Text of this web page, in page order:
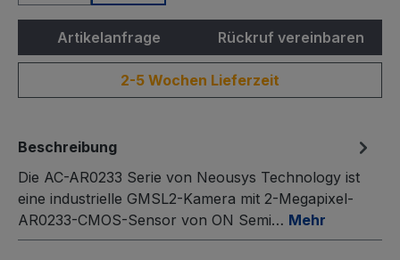
Artikelanfrage Rückruf vereinbaren
2-5 Wochen Lieferzeit
Beschreibung
Die AC-AR0233 Serie von Neousys Technology ist
eine industrielle GMSL2-Kamera mit 2-Megapixel-
AR0233-CMOS-Sensor von ON Semi… Mehr